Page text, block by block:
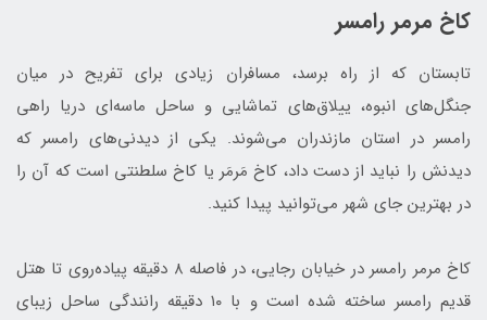
کاخ مرمر رامسر
تابستان که از راه برسد، مسافران زیادی برای تفریح در میان
جنگل‌های انبوه، ییلاق‌های تماشایی و ساحل ماسه‌ای دریا راهی
رامسر در استان مازندران می‌شوند. یکی از دیدنی‌های رامسر که
دیدنش را نباید از دست داد، کاخ مَرمَر یا کاخ سلطنتی است که آن را
در بهترین جای شهر می‌توانید پیدا کنید.
کاخ مرمر رامسر در خیابان رجایی، در فاصله ۸ دقیقه پیاده‌روی تا هتل
قدیم رامسر ساخته شده است و با ۱۰ دقیقه رانندگی ساحل زیبای